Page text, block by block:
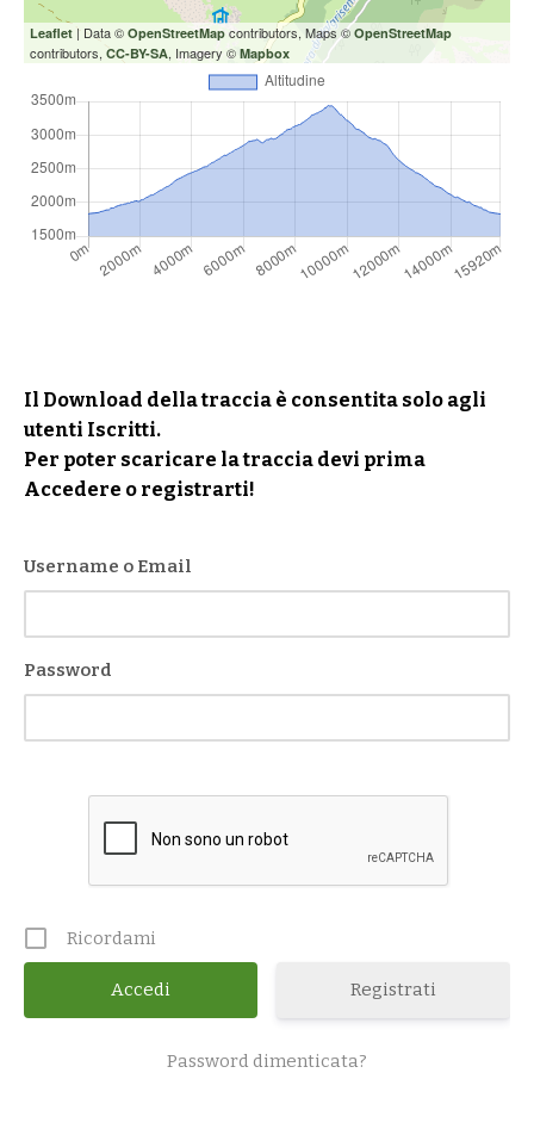
Leaflet | Data © OpenStreetMap contributors, Maps © OpenStreetMap
contributors, CC-BY-SA, Imagery © Mapbox
Il Download della traccia è consentita solo agli
utenti Iscritti.
Per poter scaricare la traccia devi prima
Accedere o registrarti!
Username o Email
Password
Ricordami
Registrati
Password dimenticata?